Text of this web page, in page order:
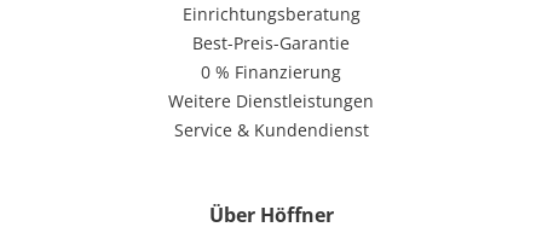
Einrichtungsberatung
Best-Preis-Garantie
0 % Finanzierung
Weitere Dienstleistungen
Service & Kundendienst
Über Höffner